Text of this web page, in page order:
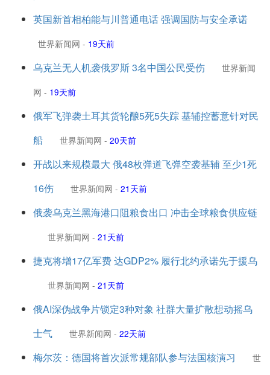
英国新首相柏能与川普通电话 强调国防与安全承诺
世界新闻网 - 19天前
乌克兰无人机袭俄罗斯 3名中国公民受伤
世界新闻
网 - 19天前
俄军飞弹袭土耳其货轮酿5死5失踪 基辅控蓄意针对民
船
世界新闻网 - 20天前
开战以来规模最大 俄48枚弹道飞弹空袭基辅 至少1死
16伤
世界新闻网 - 21天前
俄袭乌克兰黑海港口阻粮食出口 冲击全球粮食供应链
世界新闻网 - 21天前
捷克将增17亿军费 达GDP2% 履行北约承诺先于援乌
世界新闻网 - 21天前
俄AI深伪战争片锁定3种对象 社群大量扩散想动摇乌
士气
世界新闻网 - 22天前
梅尔茨：德国将首次派常规部队参与法国核演习
世